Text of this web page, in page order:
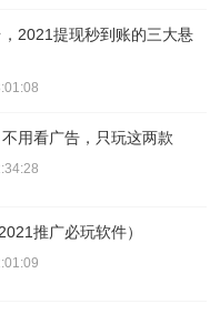
2021提现秒到账的三大悬
用看广告，只玩这两款
推广必玩软件）